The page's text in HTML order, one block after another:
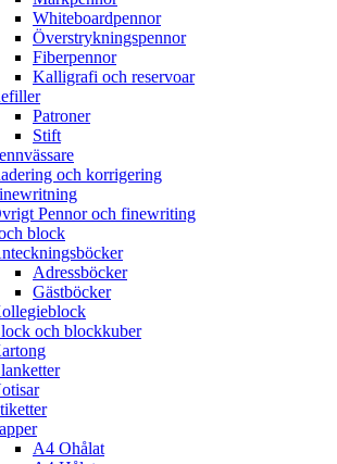
Whiteboardpennor
Överstrykningspennor
Fiberpennor
Kalligrafi och reservoar
Patroner
Stift
och korrigering
Pennor och finewriting
block
Adressböcker
Gästböcker
och blockkuber
A4 Ohålat